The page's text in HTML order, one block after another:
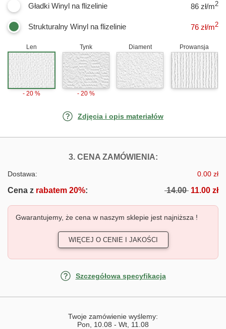
Gładki Winyl na flizelinie 86 zł/m2
Strukturalny Winyl na flizelinie 76 zł/m2
Len
- 20 %
Tynk
- 20 %
Diament Prowansja
Zdjęcia i opis materiałów
3. CENA ZAMÓWIENIA:FOTOTAPETY
Dostawa: 0.00 zł
Cena z rabatem 20%: 14.00 11.00 zł
Gwarantujemy, że cena w naszym sklepie jest najniższa !
WIĘCEJ O CENIE I JAKOŚCI
Szczegółowa specyfikacja
Twoje zamówienie wyślemy:
Pon, 10.08 - Wt, 11.08